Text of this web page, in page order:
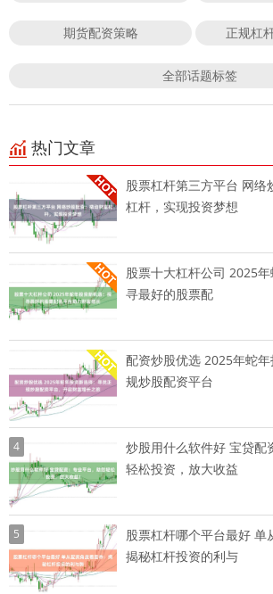
期货配资策略 正规杠
全部话题标签
热门文章
股票杠杆第三方平台 网络
杠杆，实现投资梦想
股票十大杠杆公司 2025
寻最好的股票配
配资炒股优选 2025年蛇
规炒股配资平台
4
炒股用什么软件好 宝贷配
轻松投资，放大收益
5
股票杠杆哪个平台最好 单
揭秘杠杆投资的利与